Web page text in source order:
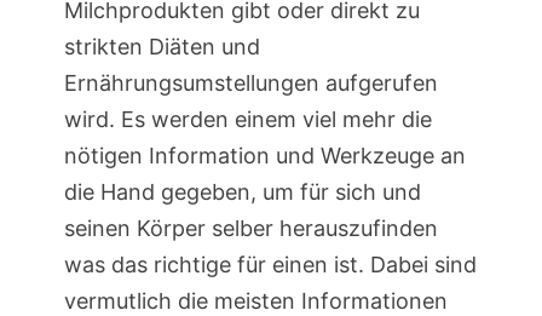
Milchprodukten gibt oder direkt zu
strikten Diäten und
Ernährungsumstellungen aufgerufen
wird. Es werden einem viel mehr die
nötigen Information und Werkzeuge an
die Hand gegeben, um für sich und
seinen Körper selber herauszufinden
was das richtige für einen ist. Dabei sind
vermutlich die meisten Informationen